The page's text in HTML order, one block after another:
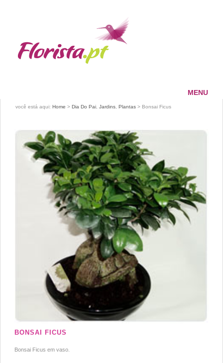
MENU
HOME
SERVIÇOS
PAGAMENTOS
ENTREGAS
você está aqui: Home > Dia Do Pai Jardins Plantas > Bonsai Ficus
BONSAI FICUS
Bonsai Ficus em vaso.